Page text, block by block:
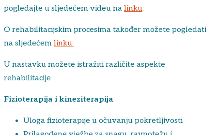
pogledajte u sljedećem videu na linku.
O rehabilitacijskim procesima također možete pogledati
na sljedećem linku.
U nastavku možete istražiti različite aspekte
rehabilitacije
Fizioterapija i kineziterapija
Uloga fizioterapije u očuvanju pokretljivosti